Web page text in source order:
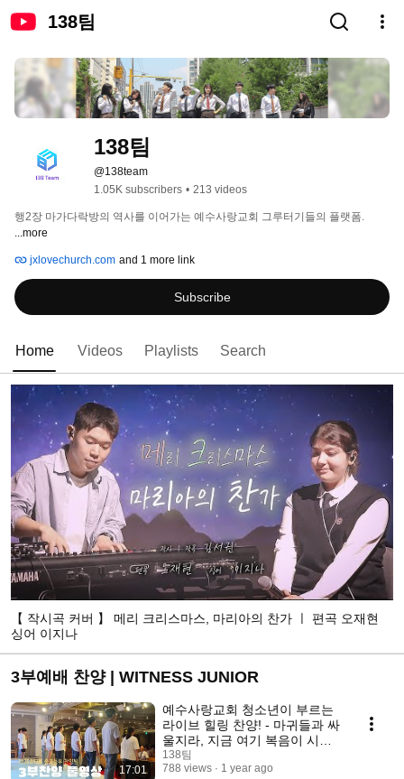
138팀
138팀
@138team
1.05K subscribers • 213 videos
행2장 마가다락방의 역사를 이어가는 예수사랑교회 그루터기들의 플랫폼.
...more
jxlovechurch.com and 1 more link
Subscribe
Home Videos Playlists Search
【 작시곡 커버 】 메리 크리스마스, 마리아의 찬가 ㅣ 편곡 오재현
싱어 이지나
3부예배 찬양 | WITNESS JUNIOR
17:01
예수사랑교회 청소년이 부르는
라이브 힐링 찬양! - 마귀들과 싸
울지라, 지금 여기 복음이 시작
되네, 내게 찾아온 복음의 기회,
약속의 사람아
138팀
788 views
1 year ago